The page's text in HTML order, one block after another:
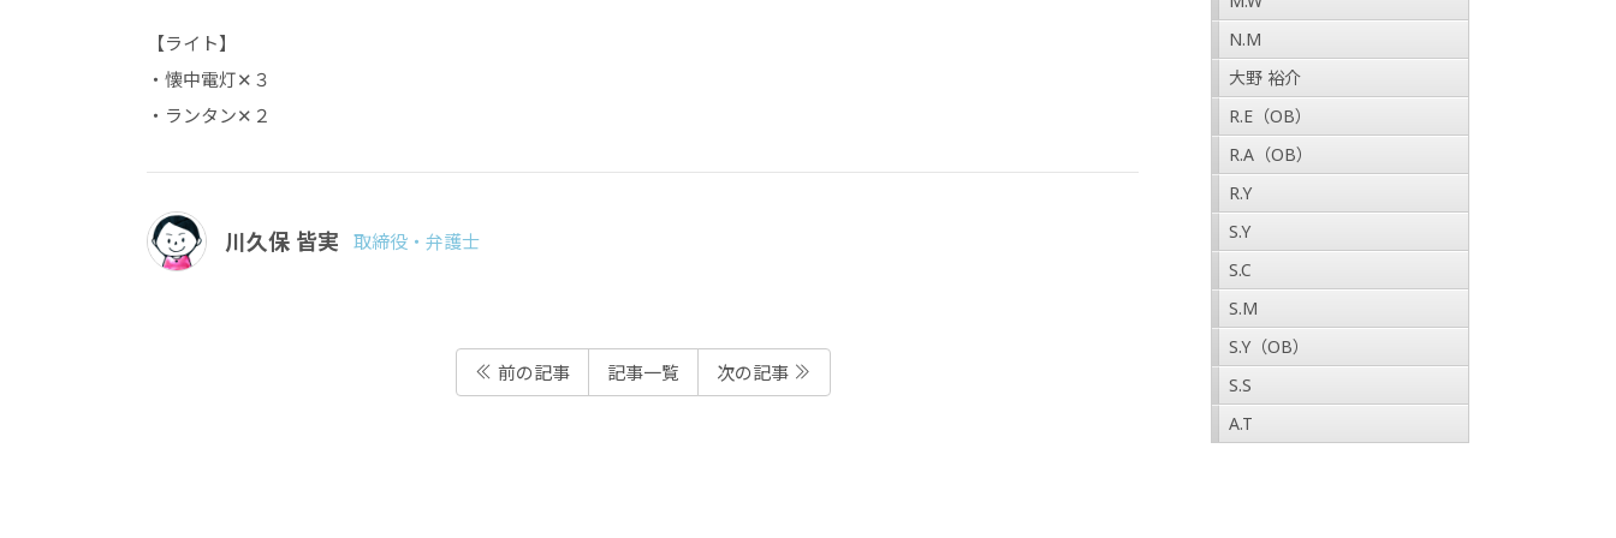
【ライト】
・懐中電灯✕３
・ランタン✕２
川久保 皆実 取締役・弁護士
前の記事 記事一覧 次の記事
N.M
大野 裕介
R.E（OB）
R.A（OB）
R.Y
S.Y
S.C
S.M
S.Y（OB）
S.S
A.T